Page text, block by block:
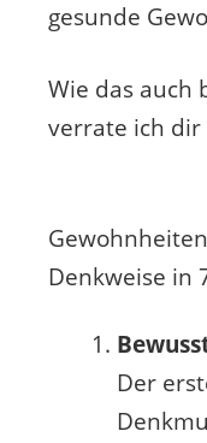
gesunde
Wie das auch
verrate ich dir
Denkweise in
Der